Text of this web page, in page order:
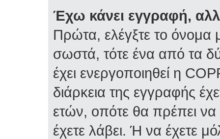
Έχω κάνει εγγραφή,
Πρώτα, ελέγξτε το όνομα
σωστά, τότε ένα από τα
έχει ενεργοποιηθεί η
διάρκεια της εγγραφής
ετών, οπότε θα πρέπει να
έχετε λάβει. Ή να έχετε